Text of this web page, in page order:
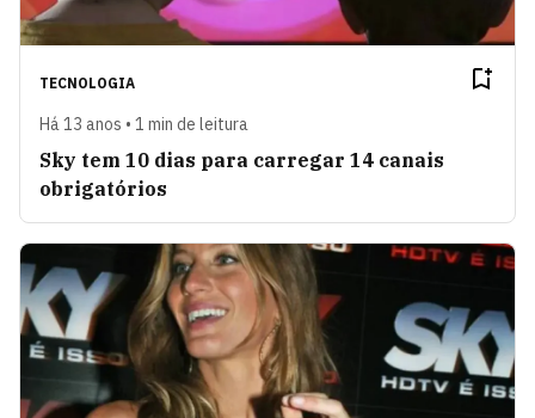
TECNOLOGIA
Há 13 anos • 1 min de leitura
Sky tem 10 dias para carregar 14 canais
obrigatórios